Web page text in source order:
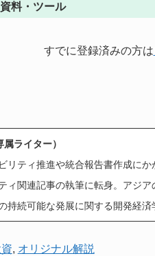
資料・ツール
すでに登録済みの方は
ライター）
リティ推進や統合報告書作成に
ィ関連記事の執筆に転身。アジ
持続可能な発展に関する開発経済
, オリジナル解説